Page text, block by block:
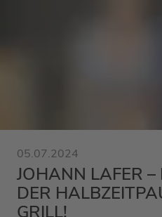
05.07.2024
JOHANN LAFER
DER
GRILL!